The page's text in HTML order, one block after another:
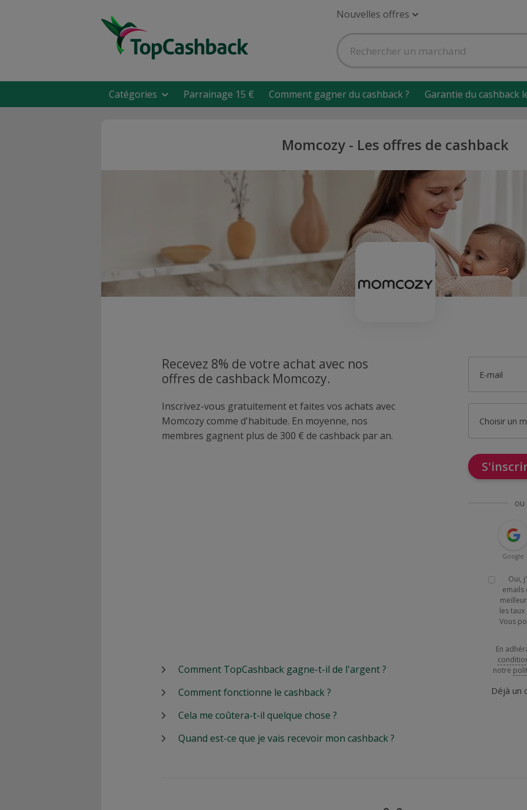
Nouvelles offres
Catégories Parrainage 15 € Comment gagner du cashback ? Garantie du cashback
Momcozy - Les offres de cashback
Recevez 8% de votre achat avec nos
offres de cashback Momcozy.
Inscrivez-vous gratuitement et faites vos achats avec
Momcozy comme d'habitude. En moyenne, nos
membres gagnent plus de 300 € de cashback par an.
E-mail
Choisir un
ou
Google
Oui,
emails
les
Vous
En
notre
Déjà un
Comment TopCashback gagne-t-il de l'argent ?
Comment fonctionne le cashback ?
Cela me coûtera-t-il quelque chose ?
Quand est-ce que je vais recevoir mon cashback ?